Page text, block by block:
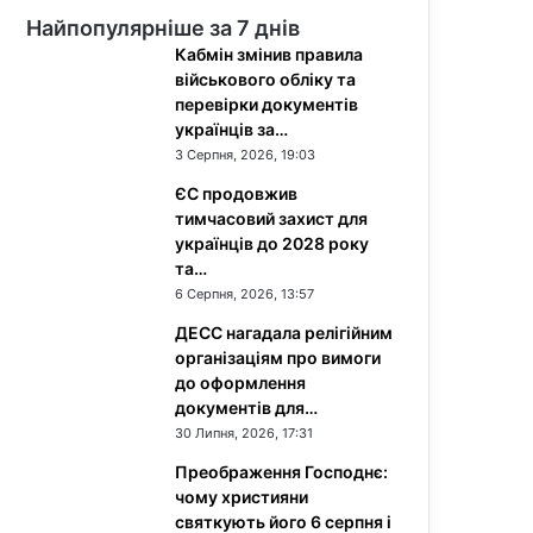
Найпопулярніше за 7 днів
Кабмін змінив правила
військового обліку та
перевірки документів
українців за…
3 Серпня, 2026, 19:03
ЄС продовжив
тимчасовий захист для
українців до 2028 року
та…
6 Серпня, 2026, 13:57
ДЕСС нагадала релігійним
організаціям про вимоги
до оформлення
документів для…
30 Липня, 2026, 17:31
Преображення Господнє:
чому християни
святкують його 6 серпня і